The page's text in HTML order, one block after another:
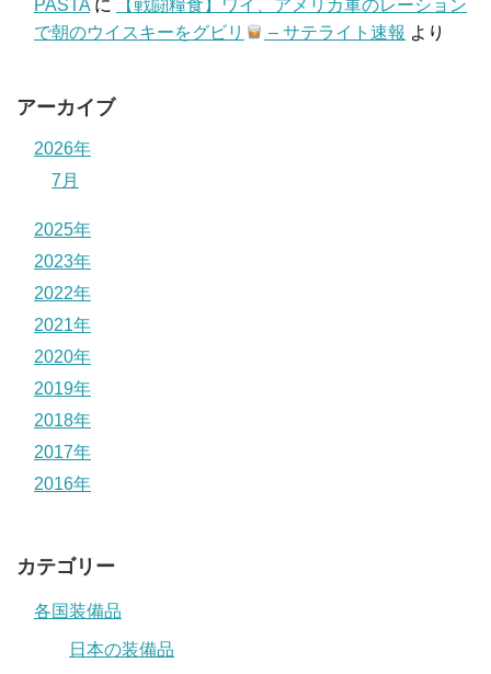
PASTA に
【戦闘糧食】ワイ、アメリカ軍のレーション
で朝のウイスキーをグビリ
– サテライト速報 より
アーカイブ
2026年
7月
2025年
2023年
2022年
2021年
2020年
2019年
2018年
2017年
2016年
カテゴリー
各国装備品
日本の装備品